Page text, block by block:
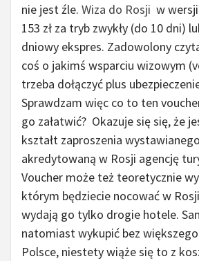
nie jest źle. Wiza do Rosji w
153 zł za tryb zwykły (do 10 dni)
dniowy ekspres. Zadowolony
coś o jakimś wsparciu wizowym
trzeba dołączyć plus
Sprawdzam więc co to ten
go załatwić? Okazuje się się, że
kształt zaproszenia
akredytowaną w Rosji agencję
Voucher może też teoretycznie
którym będziecie nocować w
wydają go tylko drogie hotele.
natomiast wykupić bez
Polsce, niestety wiąże się to z